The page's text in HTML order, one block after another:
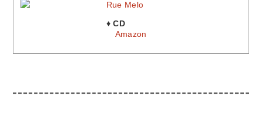
Rue Melo
♦ CD
Amazon